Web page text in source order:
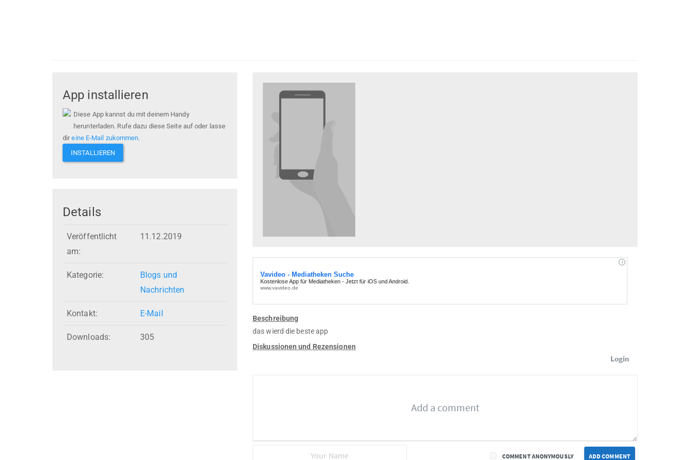
App installieren
Diese App kannst du mit deinem Handy
herunterladen. Rufe dazu diese Seite auf oder lasse
direine E-Mail zukommen.
INSTALLIEREN
Details
Veröffentlicht
am:
11.12.2019
Kategorie:
Blogs und
Nachrichten
Kontakt: E-Mail
Downloads: 305
Beschreibung
das wierd die beste app
Diskussionen und Rezensionen
Login
ADD COMMENT
COMMENT ANONYMOUSLY